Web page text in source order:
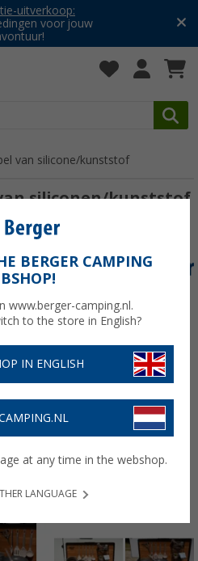
uitverkoop:
voor jouw
van silicone/kunststof
siliconen/kunststof
BERGER CAMPING
www.berger-camping.nl.
to the store in English?
IN ENGLISH
at any time in the webshop.
LANGUAGE